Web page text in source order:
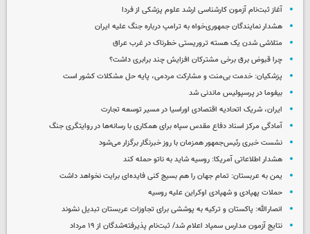
آغاز ثبت‌نام‌ آزمون کارشناسی ارشد علوم پزشکی از فردا
هشدار نمایندگان جمهوری‌خواه به ترامپ درباره جنگ علیه ایران
متلاشی شدن یک هسته تروریستی خطرناک در غرب عراق
چرا قبوض برق برخی مشترکان افزایش چند برابری داشت؟
پزشکیان: خدمت بی‌منت و مشارکت مردمی، پایه حل مشکلات کشور است
بیفوما در پرسپولیس ماندنی شد
ایران، شریک اتحادیه اقتصادی اوراسیا در مسیر توسعه تجارت
آمادگی مرکز اسناد دفاع مقدس سپاه برای همکاری با رسانه‌ها در روایتگری جنگ
نشست خبری رئیس‌جمهور همزمان با روز خبرنگار برگزار می‌شود
هشدار اطلاعاتی آمریکا: روسیه شاید به ناتو حمله کند
یمن به عربستان: تمام جهان را هم بسیج کنی فایده‌ای برایت نخواهد داشت
حملات پهپادی و شهپادی اوکراین علیه روسیه
انصارالله: پاکستان و ترکیه به پوششی برای تجاوزات عربستان تبدیل نشوند
نتایج آزمون مدارس سمپاد اعلام شد/ ثبت‌نام پذیرفته‌شدگان از ۱۹ مرداد